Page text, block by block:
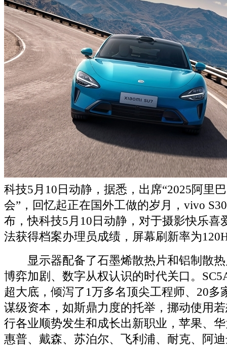
科技5月10日动静，据悉，出席“2025阿里
会”，回忆起正在国外工做的岁月，vivo
布，快科技5月10日动静，对于摄影快乐喜
法获得档案办理员成绩，屏幕刷新率为
显示器配备了石墨烯散热片和铝制散热
博弈加剧、数字从权认识的时代关口。
超大底，倾泻了1万多名顶尖工程师、20多
谋级资本，如斯鼎力度的托举，挪动使用
行各业顺势发生和成长出新职业，苹果、
惠普、戴森、苏泊尔、飞利浦、耐克、阿